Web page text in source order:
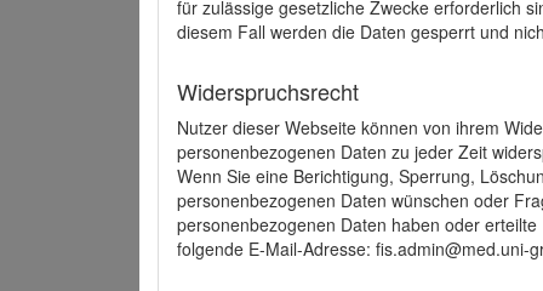
für zulässige gesetzliche Zwecke erforderlich
diesem Fall werden die Daten gesperrt und
Widerspruchsrecht
Nutzer dieser Webseite können von ihrem
personenbezogenen Daten zu jeder Zeit
Wenn Sie eine Berichtigung, Sperrung,
personenbezogenen Daten wünschen oder
personenbezogenen Daten haben oder
folgende E-Mail-Adresse: fis.admin@med.uni-